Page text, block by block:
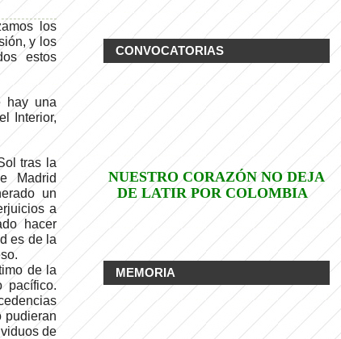
los
y los
estos
hay una
Interior,
tras la
Madrid
un
a
hacer
es de la
de la
pacífico.
pudieran
de
CONVOCATORIAS
NUESTRO CORAZÓN NO DEJA
DE LATIR POR COLOMBIA
MEMORIA